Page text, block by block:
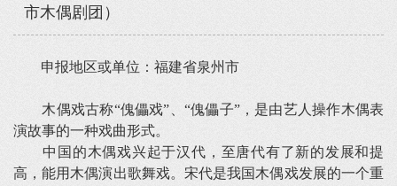
市木偶剧团）
申报地区或单位：福建省泉州市
木偶戏古称“傀儡戏”、“傀儡子”，是由艺人操作木偶表
演故事的一种戏曲形式。
中国的木偶戏兴起于汉代，至唐代有了新的发展和提
高，能用木偶演出歌舞戏。宋代是我国木偶戏发展的一个重